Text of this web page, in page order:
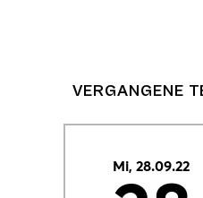
VERGANGENE
Mi, 28.09.22